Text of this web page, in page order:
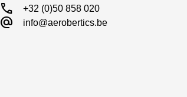
call +32 (0)50 858 020
alternate_email info@aerobertics.be